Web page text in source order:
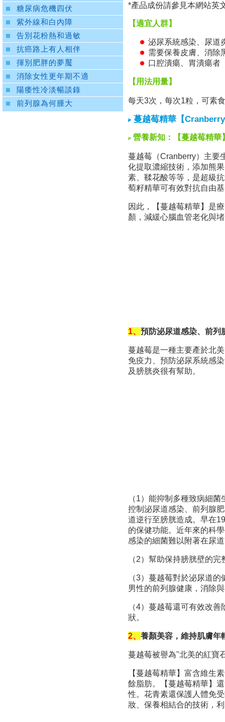
*產品成份請參見本網站英
【適宜人群】
泌尿系統感染、尿道
需要保養皮膚、消除
口腔潰瘍、胃潰瘍者
【用法用量】
每天3次，每次1粒，可素
蔓越莓精華【
營養新知：【蔓越莓精華
蔓越莓（Cranberry）主要
化提取濃縮技術，添加熊
素、鞣花酸等等，是超級
萄籽精華可有效對抗自由
因此，【蔓越莓精華】是
顏，減緩心腦血管老化與
1、 預防泌尿道感染、前列
蔓越莓是一種主要產於北
免疫力、預防泌尿系統感
及膀胱炎很有幫助。
（1）能抑制多種致病細
控制泌尿道感染、前列腺
道逆行至膀胱造成。早在
的保健功能。近年來的科
感染的細菌難以附著在尿
（2）幫助保持膀胱壁的
（3）蔓越莓對於泌尿道
男性的前列腺健康，消除
（4）蔓越莓還可有效改
狀。
2、 養顏美容，維持肌膚年
蔓越莓被譽為"北美的紅寶
【蔓越莓精華】富含維生
餘脂肪。【蔓越莓精華】
性。花青素還保護人體免
妝、保養相結合的技術，
糖尿病危機四伏
紫外線和白內障
告別花粉熱和過敏
抗癌路上有人相伴
揮別肥胖的夢魘
消除女性更年期不適
陽痿性冷淡暢談錄
前列腺為何腫大